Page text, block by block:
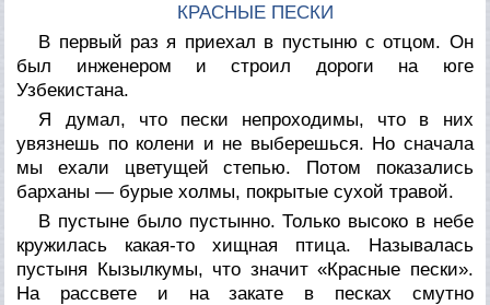
КРАСНЫЕ ПЕСКИ
В первый раз я приехал в пустыню с отцом. Он
был инженером и строил дороги на юге
Узбекистана.
Я думал, что пески непроходимы, что в них
увязнешь по колени и не выберешься. Но сначала
мы ехали цветущей степью. Потом показались
барханы — бурые холмы, покрытые сухой травой.
В пустыне было пустынно. Только высоко в небе
кружилась какая-то хищная птица. Называлась
пустыня Кызылкумы, что значит «Красные пески».
На рассвете и на закате в песках смутно